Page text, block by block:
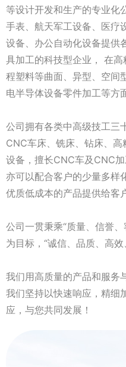
等设计开发和生产的专业化
手表、航天军工设备、医疗
设备、办公自动化设备提供
具加工的科技型企业， 在
程塑料等曲面、异型、空间
电半导体设备零件加工等方
公司拥有各类中高级技工三
CNC车床、铣床、钻床、
设备，擅长CNC车及CNC
亦可以配合客户的少量多样
优质低成本的产品提供给客
公司一贯秉乘“质量、信誉
为目标，“诚信、品质、高效
我们用高质量的产品和服务
我们坚持以快速响应，精细
应，与您共同发展！